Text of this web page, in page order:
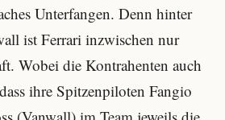
Unterfangen. Denn hinter
ist Ferrari inzwischen nur
Wobei die Kontrahenten auch
ihre Spitzenpiloten Fangio